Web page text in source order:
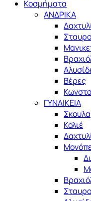
Κοσμήματα
ΑΝΔΡΙΚΑ
Βέρες
ΓΥΝΑΙΚΕΙΑ
Κολιέ